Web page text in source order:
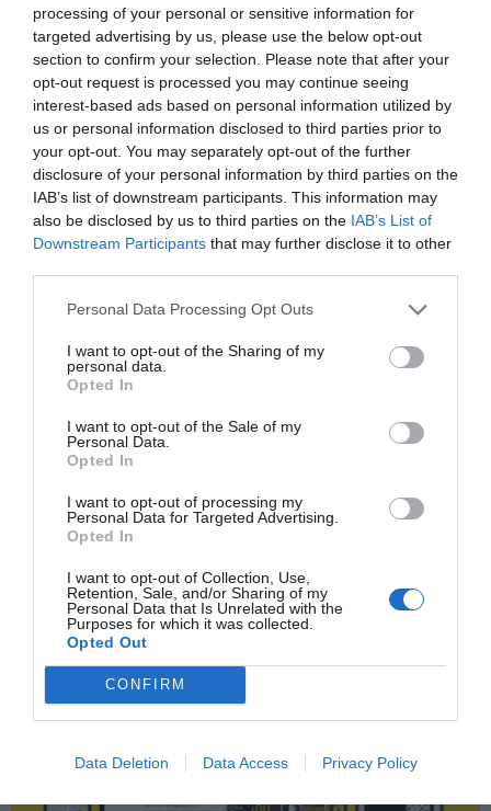
processing of your personal or sensitive information for
targeted advertising by us, please use the below opt-out
section to confirm your selection. Please note that after your
opt-out request is processed you may continue seeing
interest-based ads based on personal information utilized by
us or personal information disclosed to third parties prior to
your opt-out. You may separately opt-out of the further
disclosure of your personal information by third parties on the
IAB’s list of downstream participants. This information may
also be disclosed by us to third parties on the IAB’s List of
Downstream Participants that may further disclose it to other
Personal Data Processing Opt Outs
I want to opt-out of the Sharing of my
personal data.
Opted In
I want to opt-out of the Sale of my
Personal Data.
Opted In
I want to opt-out of processing my
Personal Data for Targeted Advertising.
Opted In
I want to opt-out of Collection, Use,
Retention, Sale, and/or Sharing of my
Personal Data that Is Unrelated with the
Purposes for which it was collected.
Opted Out
CONFIRM
Data Deletion Data Access Privacy Policy
Federaciones
Añadir2Playbookcomo fuente preferida de Google
de forma gratuita
Mantente informado con las últimas noticias de actualidad.
ACTIVAR AHORA
Compartir
Imprimir
Publicidad
2Playbook Club